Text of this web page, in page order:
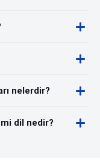
nelerdir?
dil nedir?